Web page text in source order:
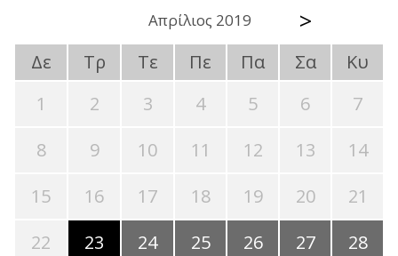
Απρίλιος 2019 >
Δε Τρ Τε Πε Πα Σα
Κυ
1
2 3 4 5 6
7
8
9 10 11 12 13
14
15
16 17 18 19 20
21
22
23 24 25 26 27
28